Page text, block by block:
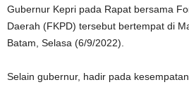
Gubernur Kepri pada Rapat bersama
Daerah (FKPD) tersebut bertempat di
Batam, Selasa (6/9/2022).
Selain gubernur, hadir pada